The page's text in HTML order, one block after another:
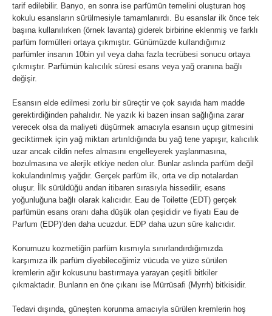
tarif edilebilir. Banyo, en sonra ise parfümün temelini oluşturan hoş
kokulu esansların sürülmesiyle tamamlanırdı. Bu esanslar ilk önce tek
başına kullanılırken (örnek lavanta) giderek birbirine eklenmiş ve farklı
parfüm formülleri ortaya çıkmıştır. Günümüzde kullandığımız
parfümler insanın 10bin yıl veya daha fazla tecrübesi sonucu ortaya
çıkmıştır. Parfümün kalıcılık süresi esans veya yağ oranına bağlı
değişir.
Esansın elde edilmesi zorlu bir süreçtir ve çok sayıda ham madde
gerektirdiğinden pahalıdır. Ne yazık ki bazen insan sağlığına zarar
verecek olsa da maliyeti düşürmek amacıyla esansın uçup gitmesini
geciktirmek için yağ miktarı artırıldığında bu yağ tene yapışır, kalıcılık
uzar ancak cildin nefes almasını engelleyerek yaşlanmasına,
bozulmasına ve alerjik etkiye neden olur. Bunlar aslında parfüm değil
kokulandırılmış yağdır. Gerçek parfüm ilk, orta ve dip notalardan
oluşur. İlk sürüldüğü andan itibaren sırasıyla hissedilir, esans
yoğunluğuna bağlı olarak kalıcıdır. Eau de Toilette (EDT) gerçek
parfümün esans oranı daha düşük olan çeşididir ve fiyatı Eau de
Parfum (EDP)’den daha ucuzdur. EDP daha uzun süre kalıcıdır.
Konumuzu kozmetiğin parfüm kısmıyla sınırlandırdığımızda
karşımıza ilk parfüm diyebileceğimiz vücuda ve yüze sürülen
kremlerin ağır kokusunu bastırmaya yarayan çeşitli bitkiler
çıkmaktadır. Bunların en öne çıkanı ise Mürrüsafi (Myrrh) bitkisidir.
Tedavi dışında, güneşten korunma amacıyla sürülen kremlerin hoş